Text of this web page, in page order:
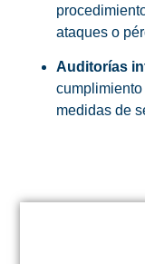
ataques o
Auditorías
medidas de